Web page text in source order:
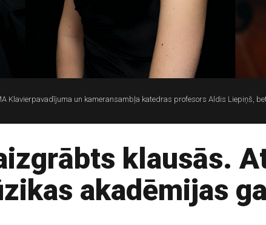
Klavierpavadījuma un kameransambļa katedras profesors Aldis Liepiņš,
klausās.
akadēmijas